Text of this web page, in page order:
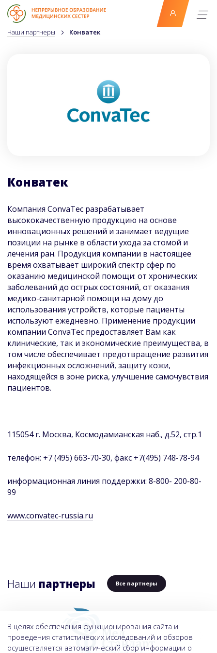
В целях обеспечения функционирования сайта и
проведения статистических исследований и обзоров
осуществляется автоматический сбор информации о
Наши партнеры Конватек
Конватек
Компания ConvaTec разрабатывает
высококачественную продукцию на основе
инновационных решений и занимает ведущие
позиции на рынке в области ухода за стомой и
лечения ран. Продукция компании в настоящее
время охватывает широкий спектр сфер по
оказанию медицинской помощи: от хронических
заболеваний до острых состояний, от оказания
медико-санитарной помощи на дому до
использования устройств, которые пациенты
используют ежедневно. Применение продукции
компании ConvaTec предоставляет Вам как
клинические, так и экономические преимущества, в
том числе обеспечивает предотвращение развития
инфекционных осложнений, защиту кожи,
находящейся в зоне риска, улучшение самочувствия
пациентов.
115054 г. Москва, Космодамианская наб., д.52, стр.1
телефон: +7 (495) 663-70-30, факс +7(495) 748-78-94
информационная линия поддержки: 8-800- 200-80-
99
www.convatec-russia.ru
Наши партнеры Все партнеры